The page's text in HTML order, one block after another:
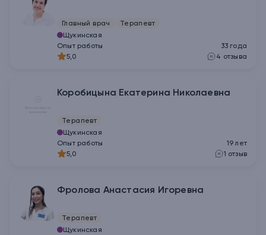
Главный врач
Терапевт
Щукинская
Опыт работы
33 года
5,0
4 отзыва
Коробицына Екатерина Николаевна
Терапевт
Щукинская
Опыт работы
19лет
5,0
1 отзыв
Фролова Анастасия Игоревна
Терапевт
Щукинская